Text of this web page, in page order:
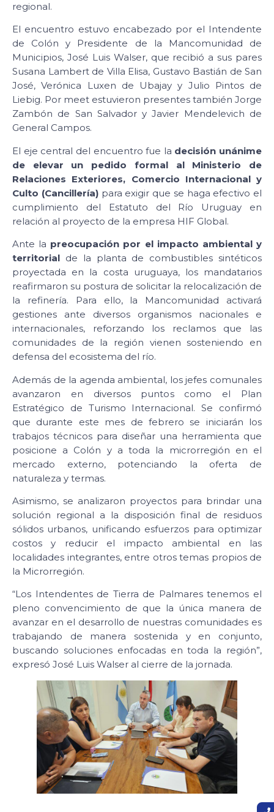
regional.
El encuentro estuvo encabezado por el Intendente
de Colón y Presidente de la Mancomunidad de
Municipios, José Luis Walser, que recibió a sus pares
Susana Lambert de Villa Elisa, Gustavo Bastián de San
José, Verónica Luxen de Ubajay y Julio Pintos de
Liebig. Por meet estuvieron presentes también Jorge
Zambón de San Salvador y Javier Mendelevich de
General Campos.
El eje central del encuentro fue la decisión unánime
de elevar un pedido formal al Ministerio de
Relaciones Exteriores, Comercio Internacional y
Culto (Cancillería)para exigir que se haga efectivo el
cumplimiento del Estatuto del Río Uruguay en
relación al proyecto de la empresa HIF Global.
Ante la preocupación por el impacto ambiental y
territorial de la planta de combustibles sintéticos
proyectada en la costa uruguaya, los mandatarios
reafirmaron su postura de solicitar la relocalización de
la refinería. Para ello, la Mancomunidad activará
gestiones ante diversos organismos nacionales e
internacionales, reforzando los reclamos que las
comunidades de la región vienen sosteniendo en
defensa del ecosistema del río.
Además de la agenda ambiental, los jefes comunales
avanzaron en diversos puntos como el Plan
Estratégico de Turismo Internacional. Se confirmó
que durante este mes de febrero se iniciarán los
trabajos técnicos para diseñar una herramienta que
posicione a Colón y a toda la microrregión en el
mercado externo, potenciando la oferta de
naturaleza y termas.
Asimismo, se analizaron proyectos para brindar una
solución regional a la disposición final de residuos
sólidos urbanos, unificando esfuerzos para optimizar
costos y reducir el impacto ambiental en las
localidades integrantes, entre otros temas propios de
la Microrregión.
“Los Intendentes de Tierra de Palmares tenemos el
pleno convencimiento de que la única manera de
avanzar en el desarrollo de nuestras comunidades es
trabajando de manera sostenida y en conjunto,
buscando soluciones enfocadas en toda la región”,
expresó José Luis Walser al cierre de la jornada.